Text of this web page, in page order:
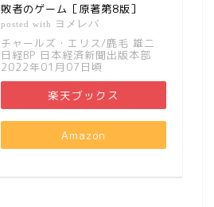
敗者のゲーム［原著第8版］
posted with ヨメレバ
チャールズ・エリス/鹿毛 雄二
日経BP 日本経済新聞出版本部
2022年01月07日頃
楽天ブックス
Amazon